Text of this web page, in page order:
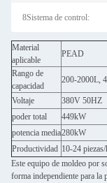
8Sistema de control:
Material
aplicable
PEAD
Rango de
capacidad
200-2000L,
Voltaje
380V 50HZ
poder total
449kW
potencia media280kW
Productividad 10-24
Este equipo de moldeo por
forma independiente para la